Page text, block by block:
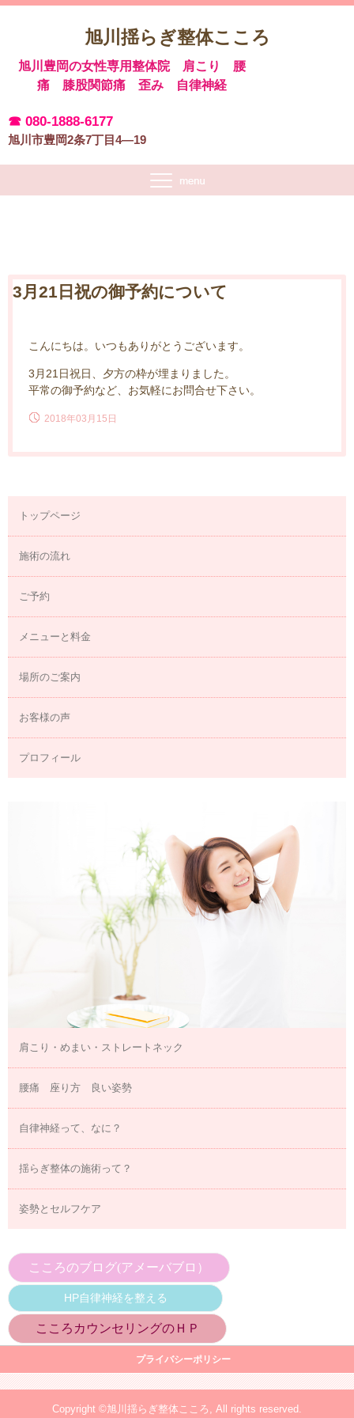
旭川揺らぎ整体こころ
旭川豊岡の女性専用整体院 肩こり 腰
痛 膝股関節痛 歪み 自律神経
☎ 080-1888-6177
旭川市豊岡2条7丁目4―19
3月21日祝の御予約について
こんにちは。いつもありがとうございます。
3月21日祝日、夕方の枠が埋まりました。
平常の御予約など、お気軽にお問合せ下さい。
2018年03月15日
トップページ
施術の流れ
ご予約
メニューと料金
場所のご案内
お客様の声
プロフィール
肩こり・めまい・ストレートネック
腰痛 座り方 良い姿勢
自律神経って、なに？
揺らぎ整体の施術って？
姿勢とセルフケア
こころのブログ(アメーバブロ）
HP自律神経を整える
こころカウンセリングのＨＰ
プライバシーポリシー
Copyright ©旭川揺らぎ整体こころ, All rights reserved.